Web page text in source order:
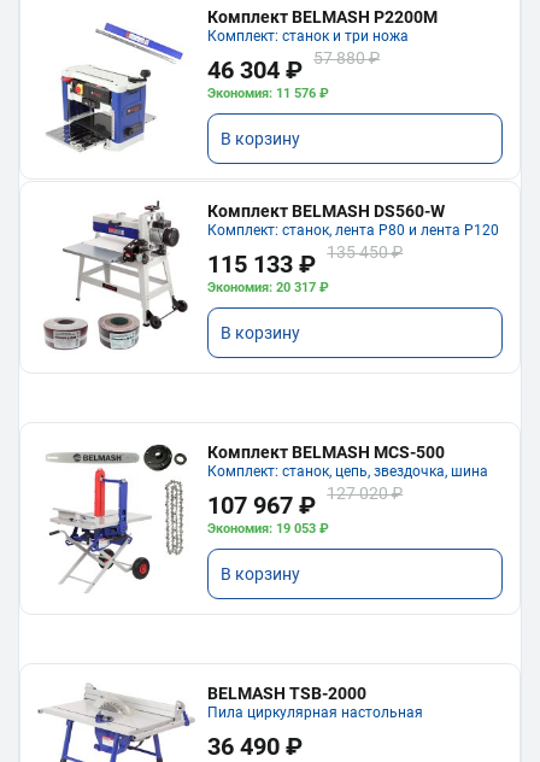
Комплект BELMASH P2200M
Комплект: станок и три ножа
46 304 ₽ 57 880 ₽
Экономия: 11 576 ₽
В корзину
Комплект BELMASH DS560-W
Комплект: станок, лента P80 и лента P120
115 133 ₽ 135 450 ₽
Экономия: 20 317 ₽
В корзину
Комплект BELMASH MCS-500
Комплект: станок, цепь, звездочка, шина
107 967 ₽ 127 020 ₽
Экономия: 19 053 ₽
В корзину
BELMASH TSB-2000
Пила циркулярная настольная
36 490 ₽